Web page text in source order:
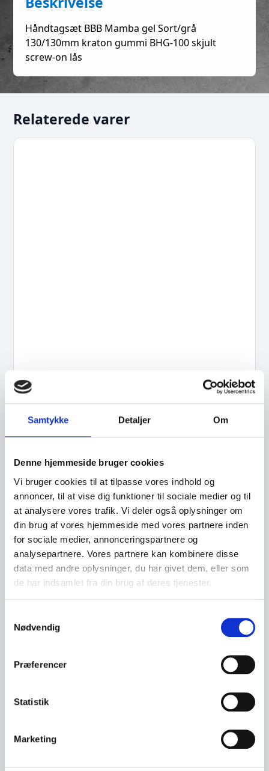
Samtykke Detaljer Om
Denne hjemmeside bruger cookies
Vi bruger cookies til at tilpasse vores indhold og
annoncer, til at vise dig funktioner til sociale medier og til
at analysere vores trafik. Vi deler også oplysninger om
din brug af vores hjemmeside med vores partnere inden
for sociale medier, annonceringspartnere og
analysepartnere. Vores partnere kan kombinere disse
data med andre oplysninger, du har givet dem, eller som
de har indsamlet fra din brug af deres tjenester.
Nødvendig
Præferencer
Statistik
Marketing
Håndtagsæt BBB Mamba gel Sort/grå
130/130mm kraton gummi BHG-100 skjult
screw-on lås
Relaterede varer